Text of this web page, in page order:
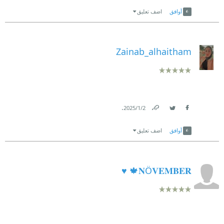
أوافق اضف تعليق
Zainab_alhaitham
2‏/1‏/2025
.
أوافق اضف تعليق
𝐍Ö𝐕𝐄𝐌𝐁𝐄𝐑🍁 ♥️